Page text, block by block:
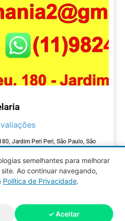
Jardim Peri Peri, São Paulo, São
Fechado agora:
semelhantes para melhorar
Ao continuar navegando,
Política de Privacidade.
✓ Aceitar